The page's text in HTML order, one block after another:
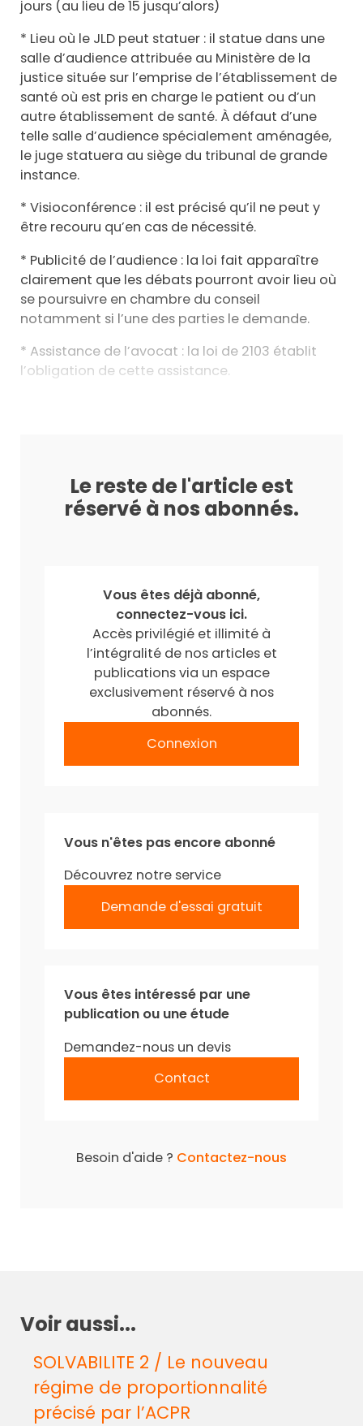
jours (au lieu de 15 jusqu’alors)
* Lieu où le JLD peut statuer : il statue dans une
salle d’audience attribuée au Ministère de la
justice située sur l’emprise de l’établissement de
santé où est pris en charge le patient ou d’un
autre établissement de santé. À défaut d’une
telle salle d’audience spécialement aménagée,
le juge statuera au siège du tribunal de grande
instance.
* Visioconférence : il est précisé qu’il ne peut y
être recouru qu’en cas de nécessité.
* Publicité de l’audience : la loi fait apparaître
clairement que les débats pourront avoir lieu où
se poursuivre en chambre du conseil
notamment si l’une des parties le demande.
* Assistance de l’avocat : la loi de 2103 établit
l’obligation de cette assistance.
Le reste de l'article est
réservé à nos abonnés.
Vous êtes déjà abonné,
connectez-vous ici.
Accès privilégié et illimité à
l’intégralité de nos articles et
publications via un espace
exclusivement réservé à nos
abonnés.
Connexion
Vous n'êtes pas encore abonné
Découvrez notre service
Demande d'essai gratuit
Vous êtes intéressé par une
publication ou une étude
Demandez-nous un devis
Contact
Besoin d'aide ? Contactez-nous
Voir aussi...
SOLVABILITE 2 / Le nouveau
régime de proportionnalité
précisé par l’ACPR